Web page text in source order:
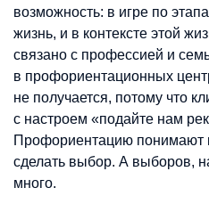
возможность: в игре по
жизнь, и в контексте этой
связано с профессией и
в профориентационных
не получается, потому что
с настроем «подайте нам
Профориентацию понимают
сделать выбор. А выборов,
много.